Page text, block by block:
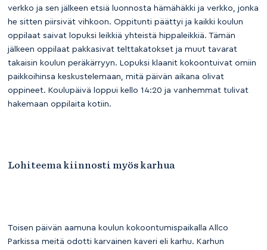
verkko ja sen jälkeen etsiä luonnosta hämähäkki ja verkko, jonka
he sitten piirsivät vihkoon. Oppitunti päättyi ja kaikki koulun
oppilaat saivat lopuksi leikkiä yhteistä hippaleikkiä. Tämän
jälkeen oppilaat pakkasivat telttakatokset ja muut tavarat
takaisin koulun peräkärryyn. Lopuksi klaanit kokoontuivat omiin
paikkoihinsa keskustelemaan, mitä päivän aikana olivat
oppineet. Koulupäivä loppui kello 14:20 ja vanhemmat tulivat
hakemaan oppilaita kotiin.
Lohiteema kiinnosti myös karhua
Toisen päivän aamuna koulun kokoontumispaikalla Allco
Parkissa meitä odotti karvainen kaveri eli karhu. Karhun